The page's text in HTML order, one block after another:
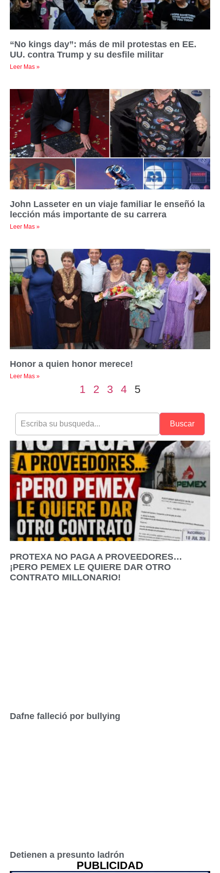
“No kings day”: más de mil protestas en EE.
UU. contra Trump y su desfile militar
Leer Mas »
John Lasseter en un viaje familiar le enseñó la
lección más importante de su carrera
Leer Mas »
Honor a quien honor merece!
Leer Mas »
1 2 3 4 5
Buscar
PROTEXA NO PAGA A PROVEEDORES…
¡PERO PEMEX LE QUIERE DAR OTRO
CONTRATO MILLONARIO!
Dafne falleció por bullying
Detienen a presunto ladrón
PUBLICIDAD